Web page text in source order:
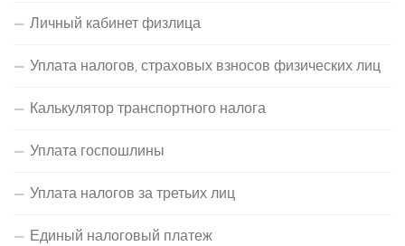
Личный кабинет физлица
Уплата налогов, страховых взносов физических лиц
Калькулятор транспортного налога
Уплата госпошлины
Уплата налогов за третьих лиц
Единый налоговый платеж